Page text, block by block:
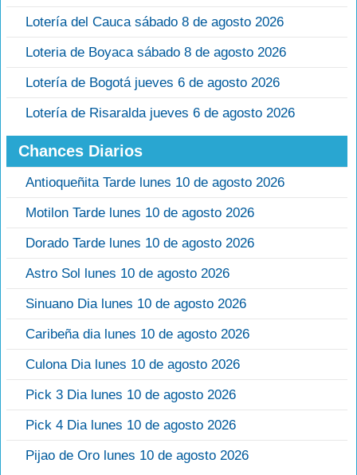
Lotería del Cauca sábado 8 de agosto 2026
Loteria de Boyaca sábado 8 de agosto 2026
Lotería de Bogotá jueves 6 de agosto 2026
Lotería de Risaralda jueves 6 de agosto 2026
Chances Diarios
Antioqueñita Tarde lunes 10 de agosto 2026
Motilon Tarde lunes 10 de agosto 2026
Dorado Tarde lunes 10 de agosto 2026
Astro Sol lunes 10 de agosto 2026
Sinuano Dia lunes 10 de agosto 2026
Caribeña dia lunes 10 de agosto 2026
Culona Dia lunes 10 de agosto 2026
Pick 3 Dia lunes 10 de agosto 2026
Pick 4 Dia lunes 10 de agosto 2026
Pijao de Oro lunes 10 de agosto 2026